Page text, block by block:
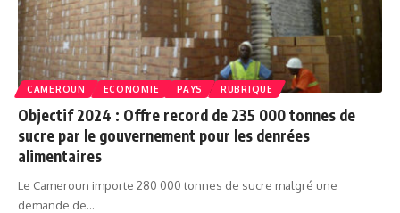
CAMEROUN ECONOMIE PAYS RUBRIQUE
Objectif 2024 : Offre record de 235 000 tonnes de
sucre par le gouvernement pour les denrées
alimentaires
Le Cameroun importe 280 000 tonnes de sucre malgré une
demande de…